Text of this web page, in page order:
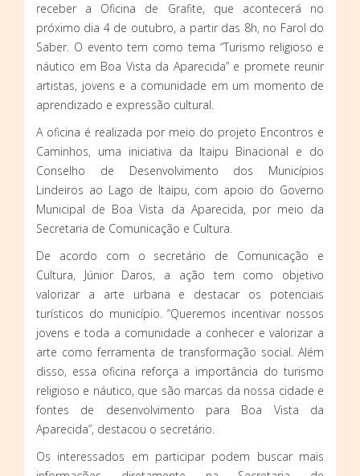
receber a Oficina de Grafite, que acontecerá no
próximo dia 4 de outubro, a partir das 8h, no Farol do
Saber. O evento tem como tema “Turismo religioso e
náutico em Boa Vista da Aparecida” e promete reunir
artistas, jovens e a comunidade em um momento de
aprendizado e expressão cultural.
A oficina é realizada por meio do projeto Encontros e
Caminhos, uma iniciativa da Itaipu Binacional e do
Conselho de Desenvolvimento dos Municípios
Lindeiros ao Lago de Itaipu, com apoio do Governo
Municipal de Boa Vista da Aparecida, por meio da
Secretaria de Comunicação e Cultura.
De acordo com o secretário de Comunicação e
Cultura, Júnior Daros, a ação tem como objetivo
valorizar a arte urbana e destacar os potenciais
turísticos do município. “Queremos incentivar nossos
jovens e toda a comunidade a conhecer e valorizar a
arte como ferramenta de transformação social. Além
disso, essa oficina reforça a importância do turismo
religioso e náutico, que são marcas da nossa cidade e
fontes de desenvolvimento para Boa Vista da
Aparecida”, destacou o secretário.
Os interessados em participar podem buscar mais